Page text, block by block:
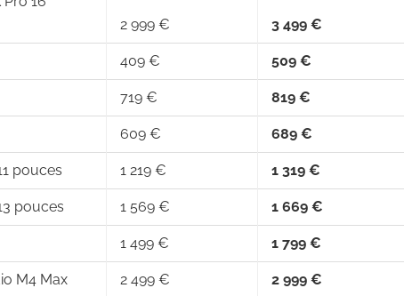
2 999 € 3 499 €
409 € 509 €
719 € 819 €
609 € 689 €
pouces 1 219 € 1 319 €
pouces 1 569 € 1 669 €
1 499 € 1 799 €
M4 Max 2 499 € 2 999 €